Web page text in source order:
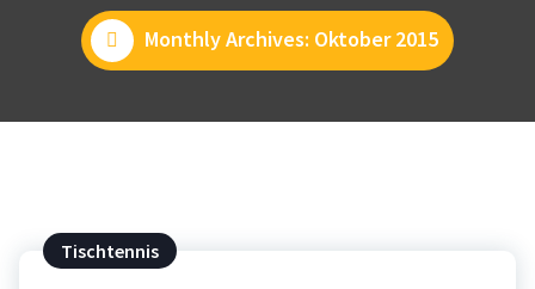
Monthly Archives: Oktober 2015
Tischtennis